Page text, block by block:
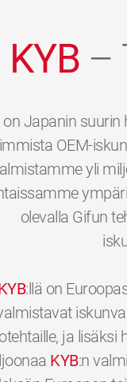
KYB –
on Japanin suurin
OEM-
yli
olevalla Gifun
:llä on
ja lisäksi
KYB:n